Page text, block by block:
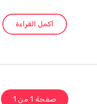
أكمل القراءة
صفحة 1 من 1